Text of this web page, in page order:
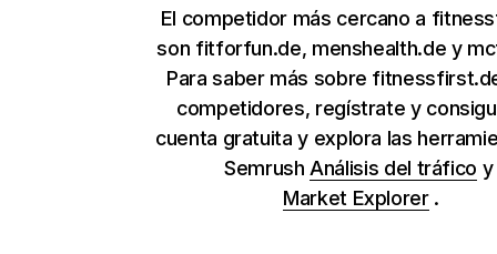
El competidor más cercano a
son fitforfun.de, menshealth.de y
Para saber más sobre
competidores, regístrate y
cuenta gratuita y explora las
Semrush Análisis del tráfico y
Market Explorer.